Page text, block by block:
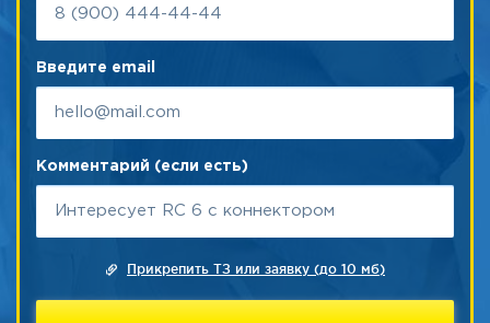
Введите email
Комментарий (если есть)
Прикрепить ТЗ или заявку (до 10 мб)